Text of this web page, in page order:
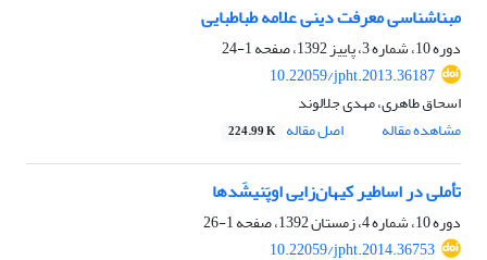
مبناشناسی معرفت دینی علامه طباطبایی
دوره 10، شماره 3، پاییز 1392، صفحه
1-24
10.22059/jpht.2013.36187
اسحاق طاهری، مهدی جلالوند
مشاهده مقاله
اصل مقاله 224.99 K
تأملی در اساطیر کیهان‌زایی اوپَنیشَدها
دوره 10، شماره 4، زمستان 1392، صفحه
1-26
10.22059/jpht.2014.36753